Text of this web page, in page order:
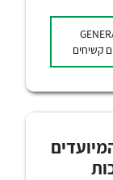
מוצרי היצרן
קשיחים